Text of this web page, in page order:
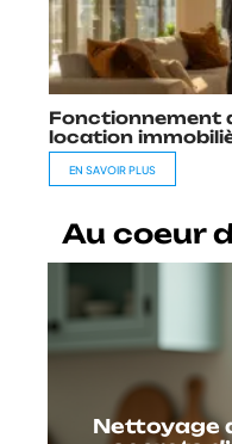
Fonctionnement
location
EN SAVOIR PLUS
Au coeur
Nettoyage